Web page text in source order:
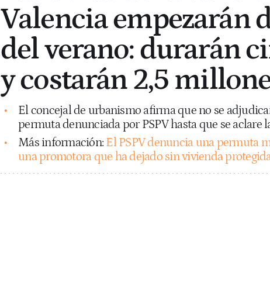
Valencia empezarán
del verano: durarán
y costarán 2,5
El concejal de urbanismo afirma que no se
permuta denunciada por PSPV hasta que se aclare
Más información: El PSPV denuncia una permuta
una promotora que ha dejado sin vivienda